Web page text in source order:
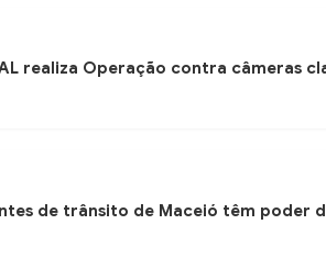
AL realiza Operação contra câmeras
de trânsito de Maceió têm poder